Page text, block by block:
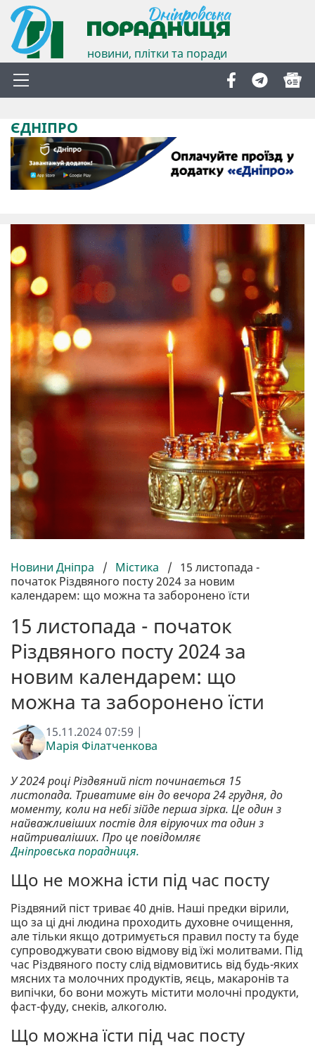
новини, плітки та поради
ЄДНІПРО
Новини Дніпра / Містика / 15 листопада -
початок Різдвяного посту 2024 за новим
календарем: що можна та заборонено їсти
15 листопада - початок
Різдвяного посту 2024 за
новим календарем: що
можна та заборонено їсти
15.11.2024 07:59 |
Марія Філатченкова
У 2024 році Різдвяний піст починається 15
листопада. Триватиме він до вечора 24 грудня, до
моменту, коли на небі зійде перша зірка. Це один з
найважливіших постів для віруючих та один з
найтриваліших. Про це повідомляє
Дніпровська порадниця.
Що не можна істи під час посту
Різдвяний піст триває 40 днів. Наші предки вірили,
що за ці дні людина проходить духовне очищення,
але тільки якщо дотримується правил посту та буде
супроводжувати свою відмову від їжі молитвами. Під
час Різдвяного посту слід відмовитись від будь-яких
мясних та молочних продуктів, яєць, макаронів та
випічки, бо вони можуть містити молочні продукти,
фаст-фуду, снеків, алкоголю.
Що можна їсти під час посту